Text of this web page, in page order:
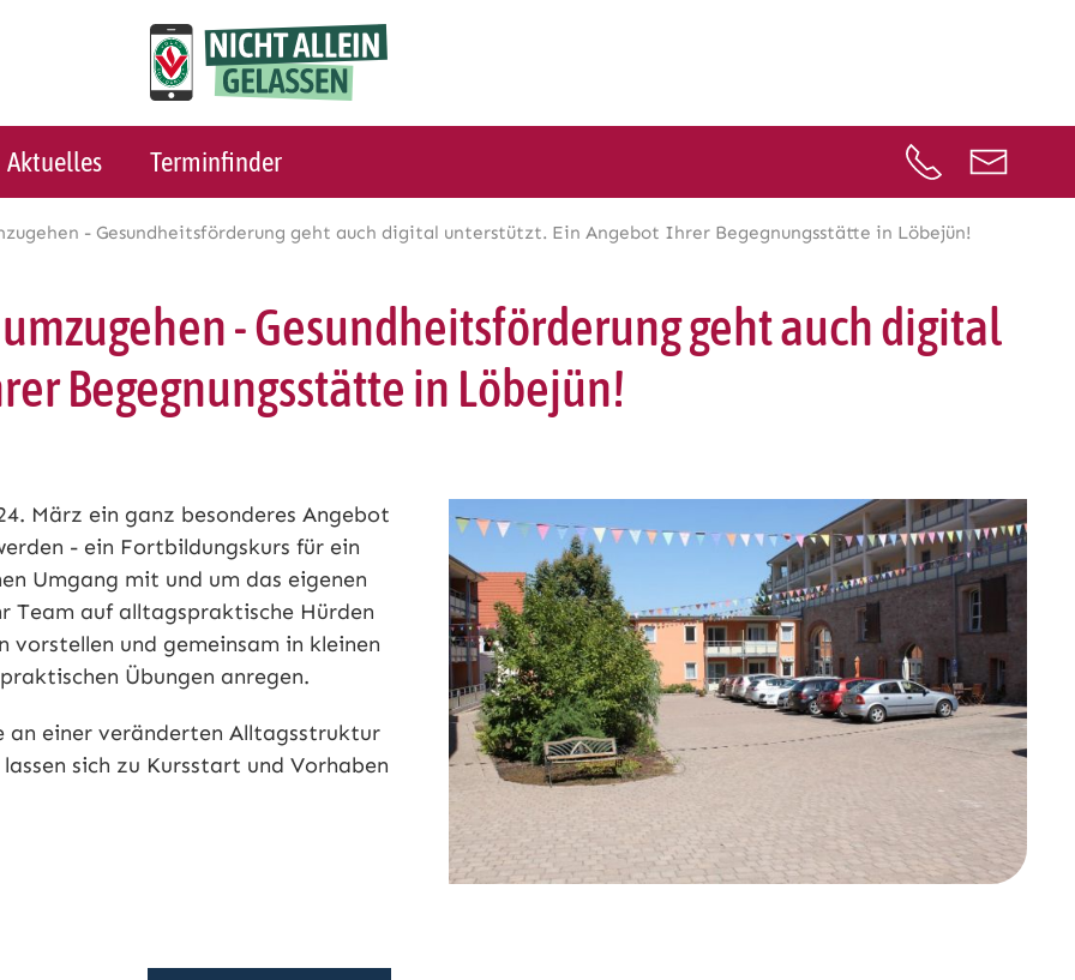
Aktuelles Terminfinder
- Gesundheitsförderung geht auch digital unterstützt. Ein Angebot Ihrer Begegnungsstätte in Löbejün!
- Gesundheitsförderung geht auch digital
Begegnungsstätte in Löbejün!
März ein ganz besonderes Angebot
- ein Fortbildungskurs für ein
Umgang mit und um das eigenen
Team auf alltagspraktische Hürden
vorstellen und gemeinsam in kleinen
Übungen anregen.
an einer veränderten Alltagsstruktur
sich zu Kursstart und Vorhaben